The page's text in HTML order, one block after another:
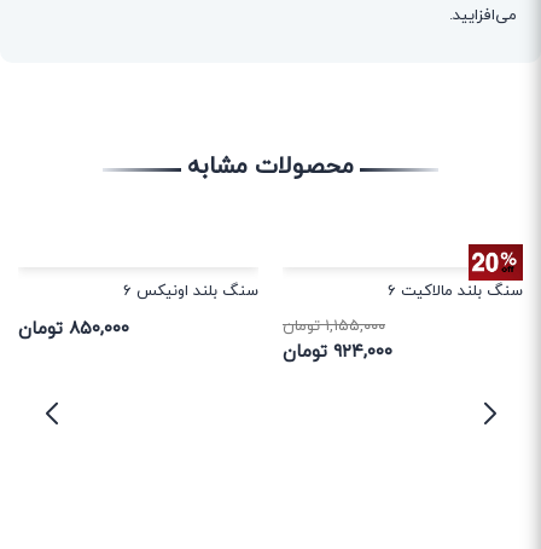
می‌افزایید.
محصولات مشابه
سنگ بلند مالاکیت 6
۱,۱۵۵,۰۰۰ تومان
۹۲۴,۰۰۰ تومان
سنگ بلند اونیکس 6
۸۵۰,۰۰۰ تومان